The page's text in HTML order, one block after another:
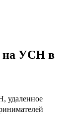
на УСН в
удаленное